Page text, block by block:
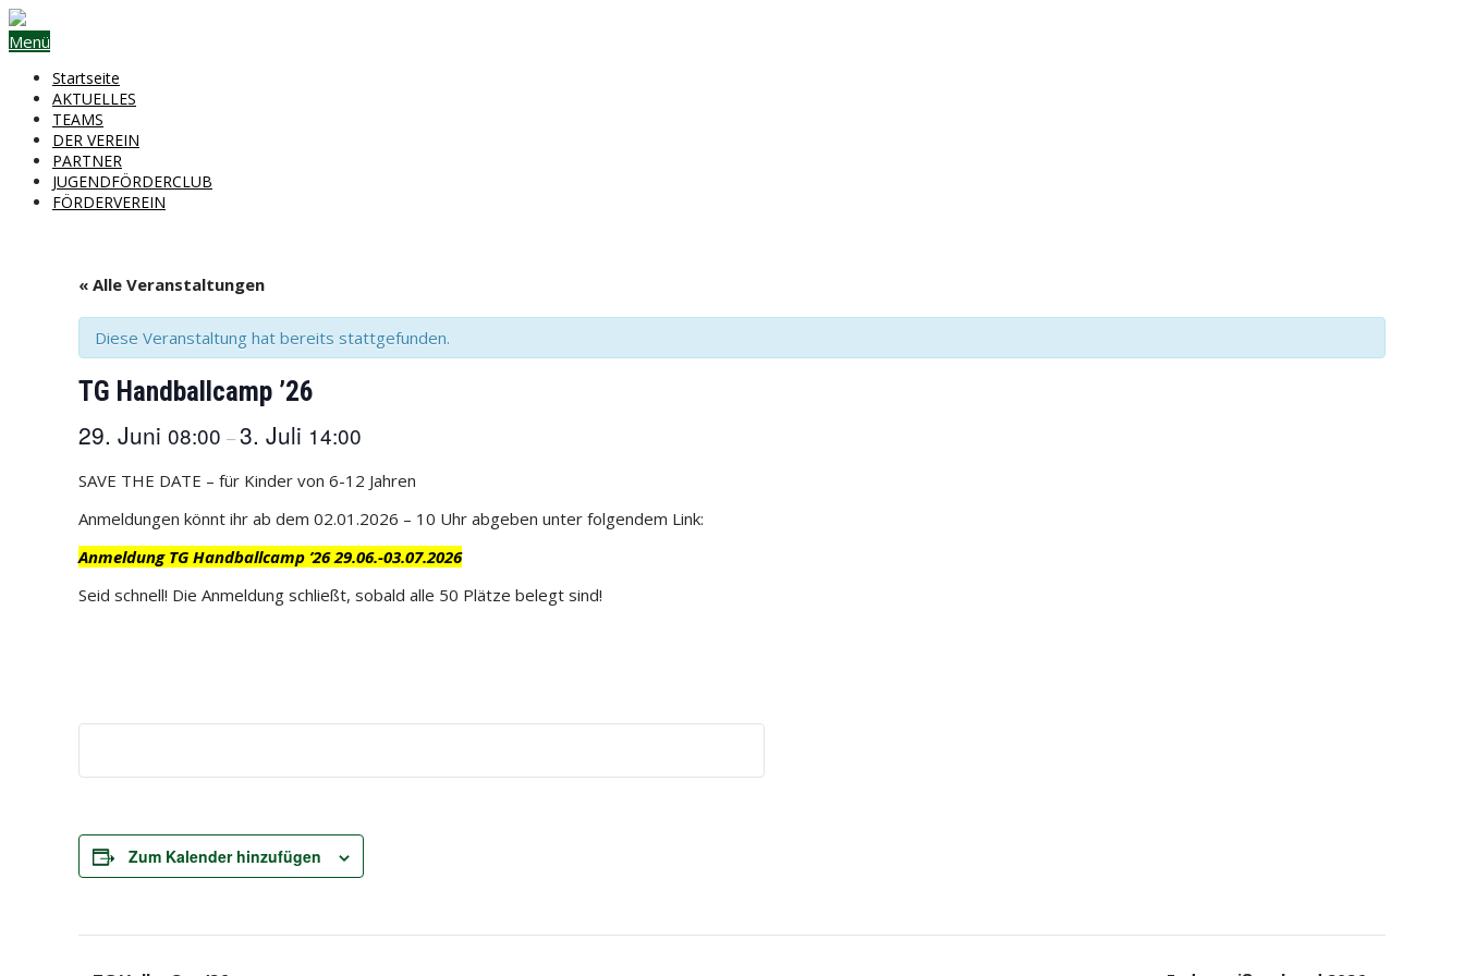
Menü
Startseite
AKTUELLES
TEAMS
DER VEREIN
PARTNER
JUGENDFÖRDERCLUB
FÖRDERVEREIN
« Alle Veranstaltungen
Diese Veranstaltung hat bereits stattgefunden.
TG Handballcamp ’26
29. Juni 08:00 –3. Juli 14:00
SAVE THE DATE – für Kinder von 6-12 Jahren
Anmeldungen könnt ihr ab dem 02.01.2026 – 10 Uhr abgeben unter folgendem Link:
Anmeldung TG Handballcamp ’26 29.06.-03.07.2026
Seid schnell! Die Anmeldung schließt, sobald alle 50 Plätze belegt sind!
Zum Kalender hinzufügen